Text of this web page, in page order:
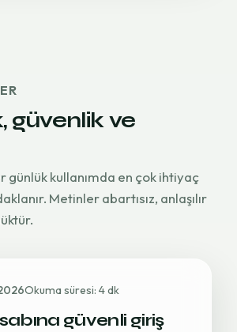
güvenlik ve
günlük kullanımda en çok ihtiyaç
Metinler abartısız, anlaşılır
Okuma süresi: 4 dk
güvenli giriş